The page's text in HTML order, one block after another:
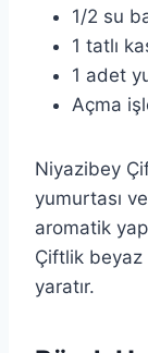
1/2 su
1 tatlı
1 adet
Açma
Niyazibey
yumurtası
aromatik
Çiftlik beyaz
yaratır.